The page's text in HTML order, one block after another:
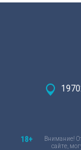
Внимание!
сайте,